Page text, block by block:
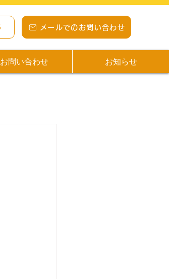
メールでのお問い合わせ
お問い合わせ お知らせ